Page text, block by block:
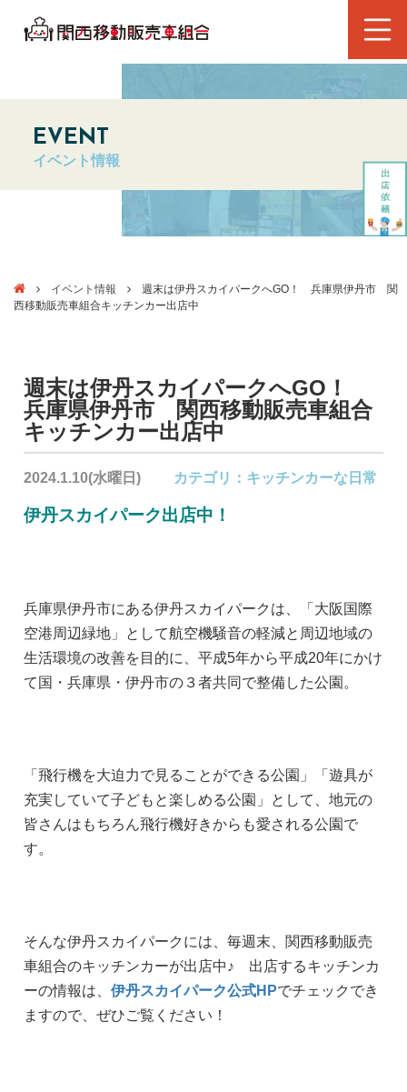
EVENT
イベント情報
イベント情報
週末は伊丹スカイパークへGO！ 兵庫県伊丹市 関
西移動販売車組合キッチンカー出店中
週末は伊丹スカイパークへGO！
兵庫県伊丹市 関西移動販売車組合
キッチンカー出店中
2024.1.10(水曜日) カテゴリ： キッチンカーな日常
伊丹スカイパーク出店中！
兵庫県伊丹市にある伊丹スカイパークは、「大阪国際
空港周辺緑地」として航空機騒音の軽減と周辺地域の
生活環境の改善を目的に、平成5年から平成20年にかけ
て国・兵庫県・伊丹市の３者共同で整備した公園。
「飛行機を大迫力で見ることができる公園」「遊具が
充実していて子どもと楽しめる公園」として、地元の
皆さんはもちろん飛行機好きからも愛される公園で
す。
そんな伊丹スカイパークには、毎週末、関西移動販売
車組合のキッチンカーが出店中♪ 出店するキッチンカ
ーの情報は、伊丹スカイパーク公式HPでチェックでき
ますので、ぜひご覧ください！